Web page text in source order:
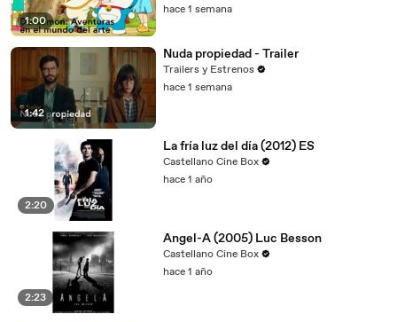
1:00
hace 1 semana
1:42
Nuda propiedad - Trailer
Trailers y Estrenos
hace 1 semana
2:20
La fría luz del día (2012) ES
Castellano Cine Box
hace 1 año
2:23
Angel-A (2005) Luc Besson
Castellano Cine Box
hace 1 año